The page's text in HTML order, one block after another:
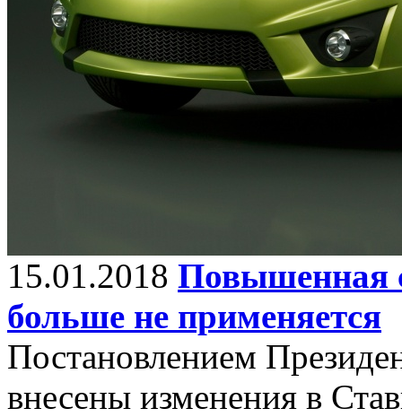
15.01.2018 Повышенная
больше не применяется
Постановлением
внесены изменения в